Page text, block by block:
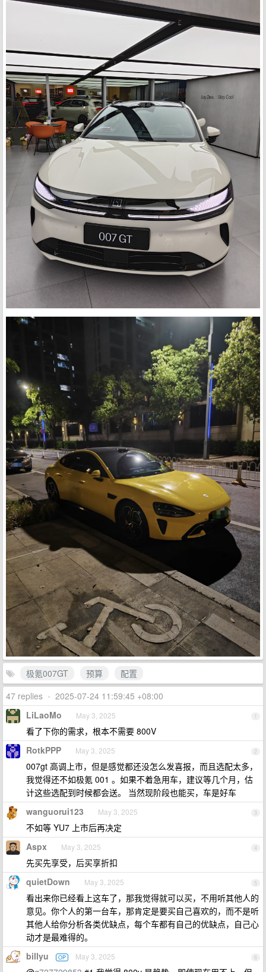
极氪007GT 预算
配置
47 replies • 2025-07-24 11:59:45 +08:00
1
LiLaoMo May 3, 2025
看了下你的需求，根本不需要 800V
2
RotkPPP May 3, 2025
007gt 高调上市，但是感觉都还没怎么发喜报，而且选配太多，
我觉得还不如极氪 001 。如果不着急用车，建议等几个月，估
计这些选配到时候都会送。 当然现阶段也能买，车是好车
3
wanguorui123 May 3, 2025
不如等 YU7 上市后再决定
4
Aspx May 3, 2025
先买先享受，后买享折扣
5
quietDown May 3, 2025
看出来你已经看上这车了，那我觉得就可以买，不用听其他人的
意见。你个人的第一台车，那肯定是要买自己喜欢的，而不是听
其他人给你分析各类优缺点，每个车都有自己的优缺点，自己心
动才是最难得的。
6
billyu OP May 3, 2025